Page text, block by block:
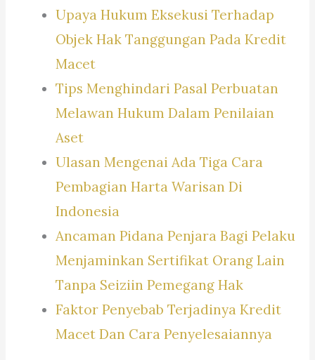
Upaya Hukum Eksekusi Terhadap
Objek Hak Tanggungan Pada Kredit
Macet
Tips Menghindari Pasal Perbuatan
Melawan Hukum Dalam Penilaian
Aset
Ulasan Mengenai Ada Tiga Cara
Pembagian Harta Warisan Di
Indonesia
Ancaman Pidana Penjara Bagi Pelaku
Menjaminkan Sertifikat Orang Lain
Tanpa Seiziin Pemegang Hak
Faktor Penyebab Terjadinya Kredit
Macet Dan Cara Penyelesaiannya